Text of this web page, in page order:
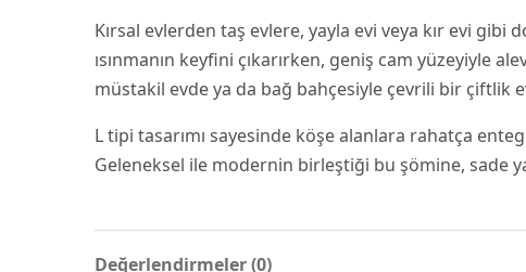
Kırsal evlerden taş evlere, yayla evi veya kır evi
ısınmanın keyfini çıkarırken, geniş cam yüzeyiyle
müstakil evde ya da bağ bahçesiyle çevrili bir çiftlik
L tipi tasarımı sayesinde köşe alanlara rahatça
Geleneksel ile modernin birleştiği bu şömine, sade
Değerlendirmeler (0)